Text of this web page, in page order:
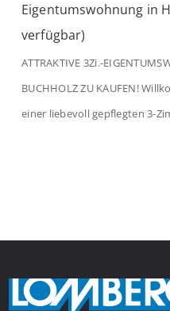
Eigentumswohnung in
verfügbar)
ATTRAKTIVE 3Zi.-
BUCHHOLZ ZU KAUFEN!
einer liebevoll gepflegten 3-